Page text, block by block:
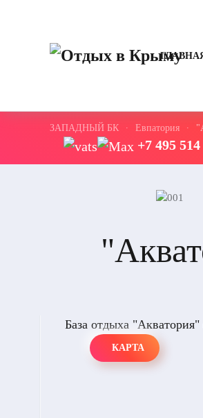
ЗАПАДНЫЙ БК Евпатория
+7 495
База отдыха
КАРТА